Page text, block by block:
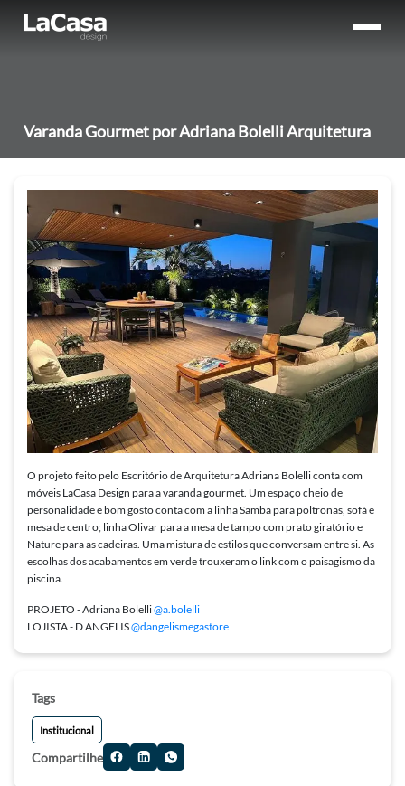
Varanda Gourmet por Adriana Bolelli Arquitetura
O projeto feito pelo Escritório de Arquitetura Adriana Bolelli conta com
móveis LaCasa Design para a varanda gourmet. Um espaço cheio de
personalidade e bom gosto conta com a linha Samba para poltronas, sofá e
mesa de centro; linha Olivar para a mesa de tampo com prato giratório e
Nature para as cadeiras. Uma mistura de estilos que conversam entre si. As
escolhas dos acabamentos em verde trouxeram o link com o paisagismo da
piscina.
PROJETO - Adriana Bolelli@a.bolelli
LOJISTA - D ANGELIS@dangelismegastore
Tags
Institucional
Compartilhe